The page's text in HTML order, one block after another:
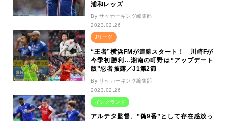
浦和レッズ
By サッカーキング編集部
2023.02.26
Jリーグ
“王者”横浜FMが連勝スタート！ 川崎Fが
今季初勝利…湘南の町野は“アップデート
版”忍者披露／J1第2節
By サッカーキング編集部
2023.02.26
イングランド
アルテタ監督、”偽9番”として存在感放っ